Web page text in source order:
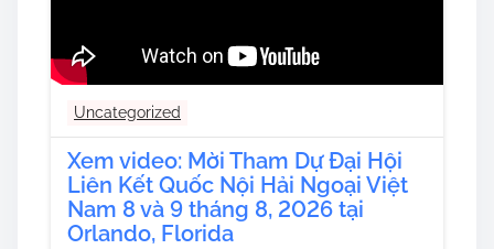
Uncategorized
Xem video: Mời Tham Dự Đại Hội
Liên Kết Quốc Nội Hải Ngoại Việt
Nam 8 và 9 tháng 8, 2026 tại
Orlando, Florida